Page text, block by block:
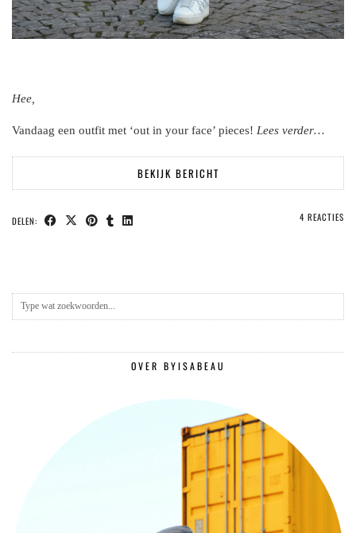
Hee,
Vandaag een outfit met ‘out in your face’ pieces! Lees verder…
BEKIJK BERICHT
DELEN: 4 REACTIES
OVER BYISABEAU